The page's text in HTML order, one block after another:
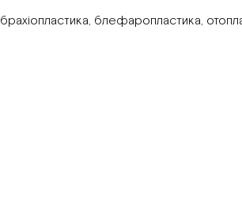
блефаропластика,